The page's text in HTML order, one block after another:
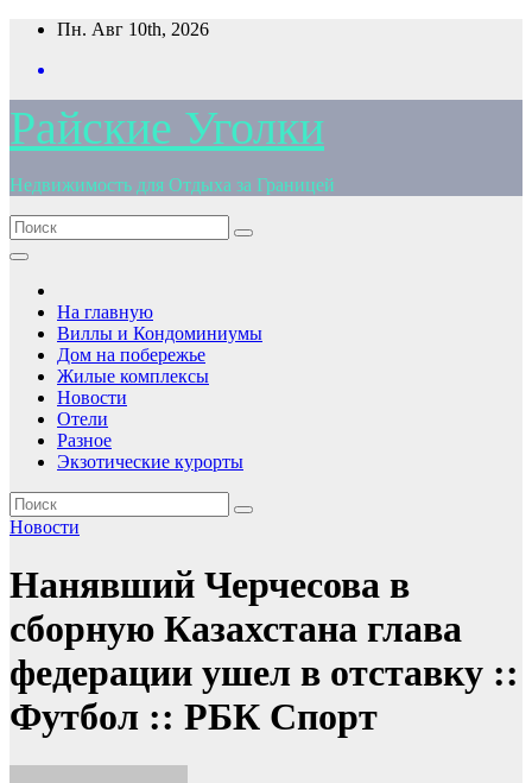
Перейти
содержимому
Пн. Авг 10th, 2026
Райские Уголки
Недвижимость для Отдыха за Границей
На главную
Виллы и Кондоминиумы
Дом на побережье
Жилые комплексы
Новости
Отели
Разное
Экзотические курорты
Новости
Нанявший Черчесова в
сборную Казахстана глава
федерации ушел в отставку ::
Футбол :: РБК Спорт